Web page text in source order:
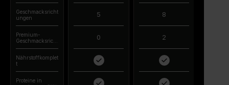
Geschmacksricht
ungen
5 8
Premium-
Geschmacksricht
0 2
Nährstoffkomplet
t
Proteine in